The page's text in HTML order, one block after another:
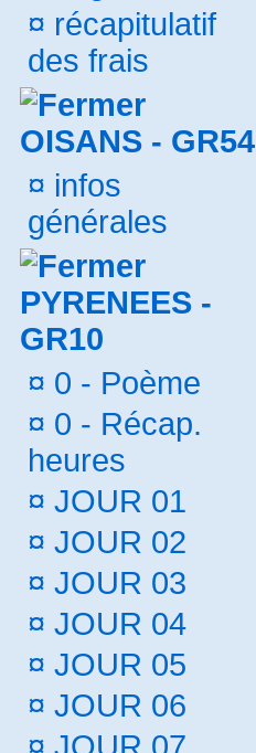
¤ récapitulatif
des frais
OISANS - GR54
¤ infos
générales
PYRENEES -
GR10
¤ 0 - Poème
¤ 0 - Récap.
heures
¤ JOUR 01
¤ JOUR 02
¤ JOUR 03
¤ JOUR 04
¤ JOUR 05
¤ JOUR 06